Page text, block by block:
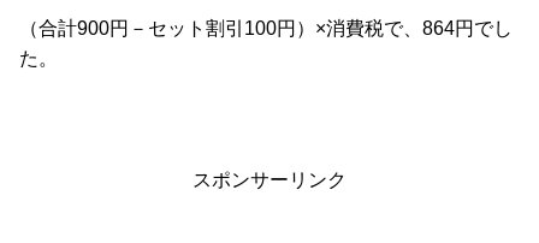
（合計900円－セット割引100円）×消費税で、864円でし
た。
スポンサーリンク